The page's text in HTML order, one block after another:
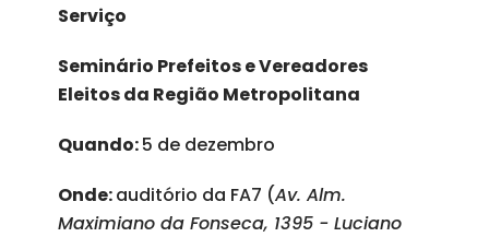
Serviço
Seminário Prefeitos e Vereadores
Eleitos da Região Metropolitana
Quando:5 de dezembro
Onde:auditório da FA7 (Av. Alm.
Maximiano da Fonseca, 1395 - Luciano